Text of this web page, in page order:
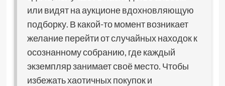
или видят на аукционе вдохновляющую
подборку. В какой-то момент возникает
желание перейти от случайных находок к
осознанному собранию, где каждый
экземпляр занимает своё место. Чтобы
избежать хаотичных покупок и